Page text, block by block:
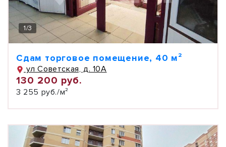
1/3
Сдам торговое помещение, 40 м²
ул Советская, д. 10А
130 200 руб.
3 255 руб./м²